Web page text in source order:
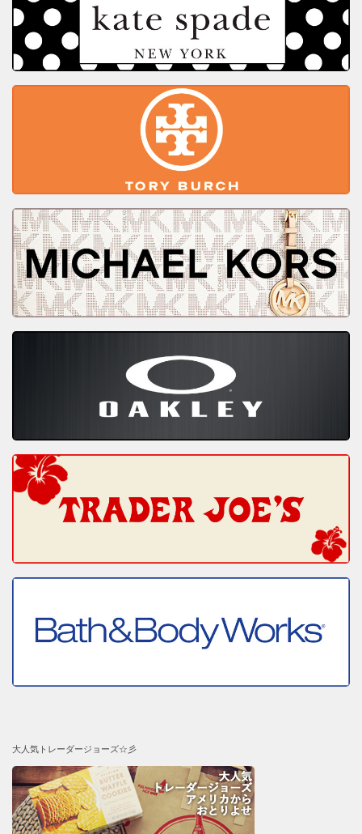
大人気トレーダージョーズ☆彡